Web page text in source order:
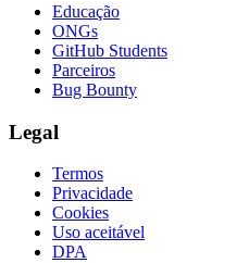
Educação
ONGs
GitHub Students
Parceiros
Bug Bounty
Legal
Termos
Privacidade
Cookies
Uso aceitável
DPA